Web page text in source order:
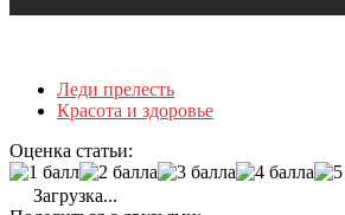
Леди прелесть
Красота и здоровье
Оценка статьи:
Загрузка...